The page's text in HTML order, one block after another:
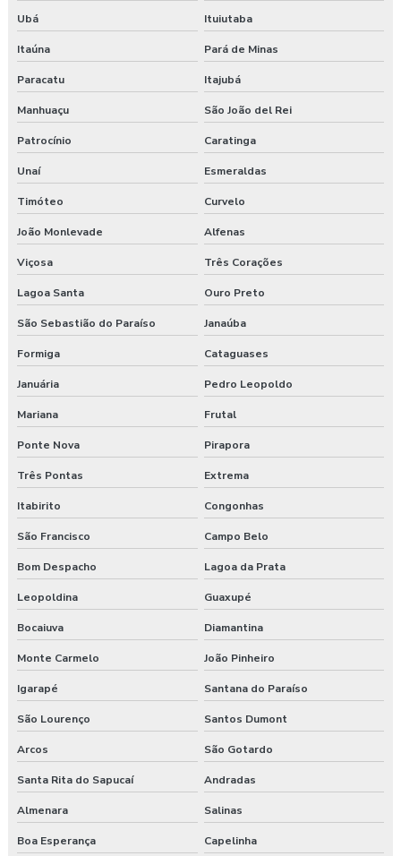
Laudo ambiental e ergonômico do local de trabalho
Laudo de avaliação ergonômica
Laudo de ergonomia
Laudo ergonômico e análise ergonômica do trabalho
Laudo ergonômico cadeira
Laudo ergonômico construção civil
Laudo ergonômico do trabalho
Laudo ergonômico esocial
Laudo ergonômico de iluminação
Laudo ergonômico motorista caminhão
Laudo ergonômico nr17
Laudo ergonômico pgr
Laudo ergonômico preço
Laudo esocial
Laudo pgr esocial
Laudo sst esocial
Laudo técnico ergonômico
Nr 31 treinamento máquinas agrícolas
Orçamento laudo ergonômico
Ubá Ituiutaba
Itaúna Pará de Minas
Paracatu Itajubá
Manhuaçu São João del Rei
Patrocínio Caratinga
Unaí Esmeraldas
Timóteo Curvelo
João Monlevade Alfenas
Viçosa Três Corações
Lagoa Santa Ouro Preto
São Sebastião do Paraíso Janaúba
Formiga Cataguases
Januária Pedro Leopoldo
Mariana Frutal
Ponte Nova Pirapora
Três Pontas Extrema
Itabirito Congonhas
São Francisco Campo Belo
Bom Despacho Lagoa da Prata
Leopoldina Guaxupé
Bocaiuva Diamantina
Monte Carmelo João Pinheiro
Igarapé Santana do Paraíso
São Lourenço Santos Dumont
Arcos São Gotardo
Santa Rita do Sapucaí Andradas
Almenara Salinas
Boa Esperança Capelinha